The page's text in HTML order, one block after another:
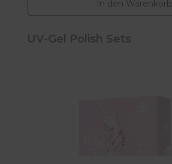
In den Warenkorb
Produktgalerie überspringen
UV-Gel Polish Sets